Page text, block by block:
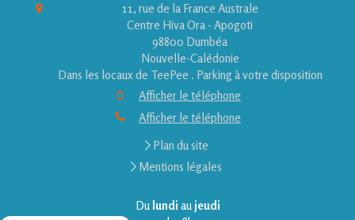
11, rue de la France Australe
Centre Hiva Ora - Apogoti
98800 Dumbéa
Nouvelle-Calédonie
Dans les locaux de TeePee . Parking à votre disposition
Afficher le téléphone
Afficher le téléphone
Plan du site
Mentions légales
Dulundi aujeudi